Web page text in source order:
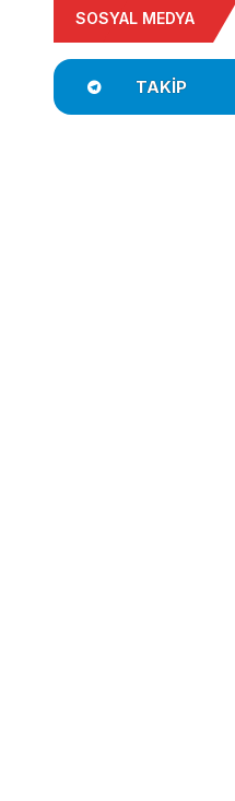
SOSYAL MEDYA
TAKIP